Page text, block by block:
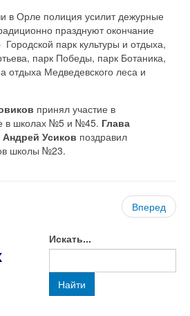
в Орле полиция усилит дежурные
празднуют окончание
парк культуры и отдыха,
парк Победы, парк Ботаника,
отдыха Медведевского леса и
принял участие в
в школах №5 и №45. Глава
Усиков поздравил
школы №23.
Вперед
Искать...
Найти